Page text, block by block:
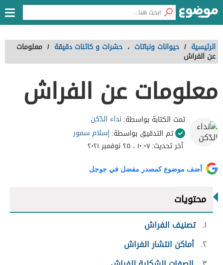
الرئيسية / حيوانات ونباتات ، حشرات و كائنات دقيقة / معلومات
عن الفراش
معلومات عن الفراش
تمت الكتابة بواسطة: نداء الدّكن
تم التدقيق بواسطة:إسلام سمور
آخر تحديث:١٠:٠٧ ، ٢٥ نوفمبر ٢٠٢١
أضف موضوع كمصدر مفضل في جوجل
محتويات
١ تصنيف الفراش
٢ أماكن انتشار الفراش